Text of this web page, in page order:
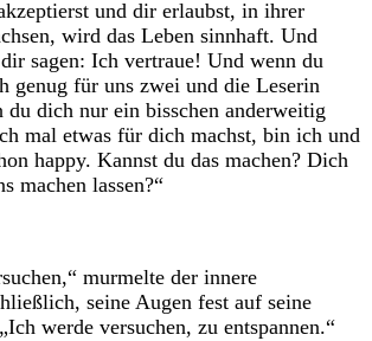
und dir erlaubst, in ihrer
wird das Leben sinnhaft. Und
sagen: Ich vertraue! Und wenn du
genug für uns zwei und die Leserin
du dich nur ein bisschen anderweitig
mal etwas für dich machst, bin ich und
happy. Kannst du das machen? Dich
machen lassen?“
murmelte der innere
seine Augen fest auf seine
werde versuchen, zu entspannen.“